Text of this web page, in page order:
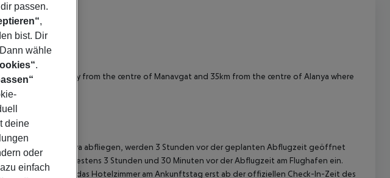
beach, 30km away from the centre of Manavgat and 35km from the centre of Alanya where
Flughafen Antalya abfliegen, werden 3 Stunden vor der geplanten Abflugzeit geöffnet
Sie sich mindestens 3 Stunden und 30 Minuten vor der Abflugzeit am Flughafen ein.
morgens steht das Hotelzimmer am Ankunftstag erst ab der offiziellen Check-In-Zeit des
passen.
,
bist. Dir
wähle
.
deine
oder
einfach